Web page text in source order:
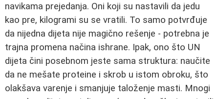
navikama prejedanja. Oni koji su nastavili da jedu
kao pre, kilogrami su se vratili. To samo potvrđuje
da nijedna dijeta nije magično rešenje - potrebna je
trajna promena načina ishrane. Ipak, ono što UN
dijeta čini posebnom jeste sama struktura: naučite
da ne mešate proteine i skrob u istom obroku, što
olakšava varenje i smanjuje taloženje masti. Mnogi